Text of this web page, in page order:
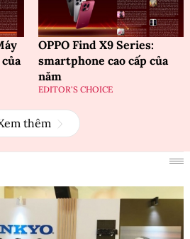
OPPO Find X9 Series:
smartphone cao cấp của
năm
EDITOR'S CHOICE
thêm